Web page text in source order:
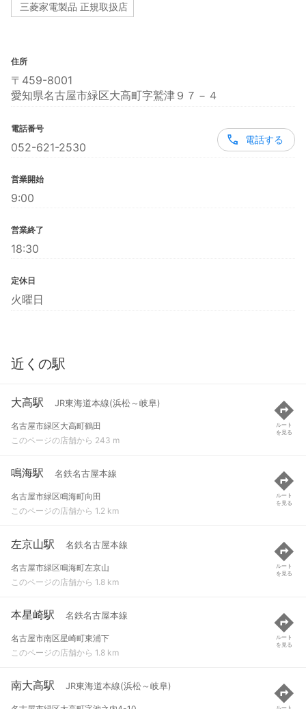
三菱家電製品 正規取扱店
住所
〒459-8001
愛知県名古屋市緑区大高町字鷲津９７－４
電話番号
052-621-2530
電話する
営業開始
9:00
営業終了
18:30
定休日
火曜日
近くの駅
大高駅 JR東海道本線(浜松～岐阜)
名古屋市緑区大高町鶴田
このページの店舗から 243 m
ルート
を見る
鳴海駅 名鉄名古屋本線
名古屋市緑区鳴海町向田
このページの店舗から 1.2 km
ルート
を見る
左京山駅 名鉄名古屋本線
名古屋市緑区鳴海町左京山
このページの店舗から 1.8 km
ルート
を見る
本星崎駅 名鉄名古屋本線
名古屋市南区星崎町東浦下
このページの店舗から 1.8 km
ルート
を見る
南大高駅 JR東海道本線(浜松～岐阜)